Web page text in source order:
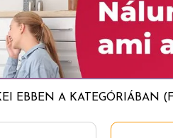
EBBEN A KATEGÓRIÁBAN